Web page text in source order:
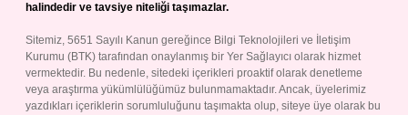
halindedir ve tavsiye niteliği taşımazlar.
Sitemiz, 5651 Sayılı Kanun gereğince Bilgi Teknolojileri ve İletişim
Kurumu (BTK) tarafından onaylanmış bir Yer Sağlayıcı olarak hizmet
vermektedir. Bu nedenle, sitedeki içerikleri proaktif olarak denetleme
veya araştırma yükümlülüğümüz bulunmamaktadır. Ancak, üyelerimiz
yazdıkları içeriklerin sorumluluğunu taşımakta olup, siteye üye olarak bu